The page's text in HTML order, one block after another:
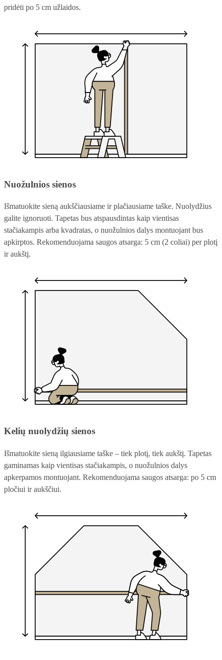
pridėti po 5 cm užlaidos.
Nuožulnios sienos
Išmatuokite sieną aukščiausiame ir plačiausiame taške. Nuolydžius
galite ignoruoti. Tapetas bus atspausdintas kaip vientisas
stačiakampis arba kvadratas, o nuožulnios dalys montuojant bus
apkirptos. Rekomenduojama saugos atsarga: 5 cm (2 coliai) per plotį
ir aukštį.
Kelių nuolydžių sienos
Išmatuokite sieną ilgiausiame taške – tiek plotį, tiek aukštį. Tapetas
gaminamas kaip vientisas stačiakampis, o nuožulnios dalys
apkerpamos montuojant. Rekomenduojama saugos atsarga: po 5 cm
pločiui ir aukščiui.